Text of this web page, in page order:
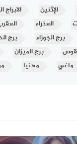
الإثنين الابراج
العذراء
برج الجوزاء برج
برج الميزان
ماغي مهنيا